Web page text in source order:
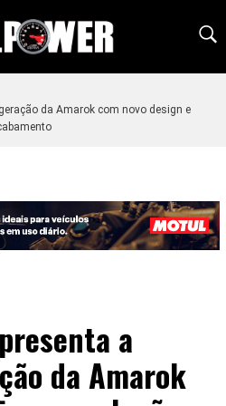
da Amarok com novo design e
a
da Amarok